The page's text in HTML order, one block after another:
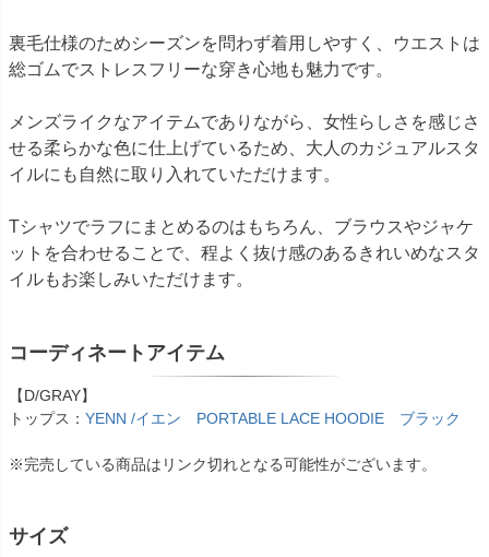
裏毛仕様のためシーズンを問わず着用しやすく、ウエストは
総ゴムでストレスフリーな穿き心地も魅力です。
メンズライクなアイテムでありながら、女性らしさを感じさ
せる柔らかな色に仕上げているため、大人のカジュアルスタ
イルにも自然に取り入れていただけます。
Tシャツでラフにまとめるのはもちろん、ブラウスやジャケ
ットを合わせることで、程よく抜け感のあるきれいめなスタ
イルもお楽しみいただけます。
コーディネートアイテム
【D/GRAY】
トップス： YENN /イエン PORTABLE LACE HOODIE ブラック
※完売している商品はリンク切れとなる可能性がございます。
サイズ